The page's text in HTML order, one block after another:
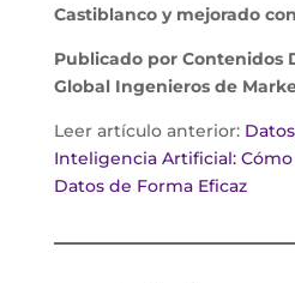
Castiblanco y mejorado
Publicado por Contenidos
GlobalIngenieros de
Leer artículo anterior:
Inteligencia Artificial:
Datos de Forma Eficaz